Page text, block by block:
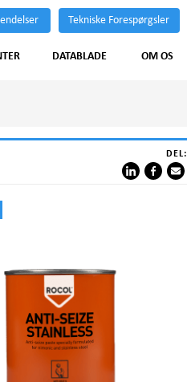
Tekniske Forespørgsler
DATABLADE OM OS
DEL: